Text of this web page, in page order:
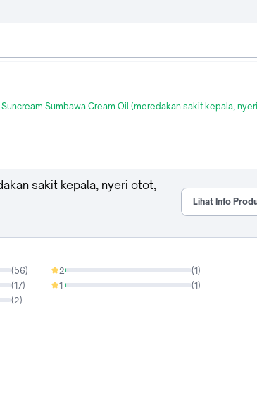
Sumbawa Cream Oil (meredakan sakit kepala,
sakit kepala, nyeri otot,
Lihat Info
(56)
(17)
(2)
2 (1)
1.3%
1 (1)
1.3%